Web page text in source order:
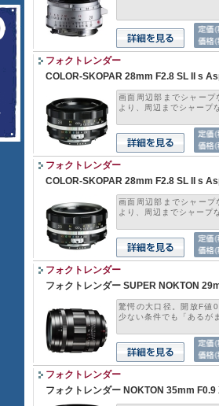
フォクトレンダー
COLOR-SKOPAR 28mm F2.8 SL II s
画面周辺部までシャー
より、周辺までシャープ
フォクトレンダー
COLOR-SKOPAR 28mm F2.8 SL II s
画面周辺部までシャー
より、周辺までシャープ
フォクトレンダー
フォクトレンダー SUPER NOKTON
驚愕の大口径。開放F値
少ない条件でも「あるが
フォクトレンダー
フォクトレンダー NOKTON 35mm